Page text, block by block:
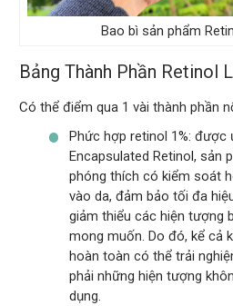
Bao bì sản phẩm
Bảng Thành Phần Retinol
Có thể điểm qua 1 vài thành phần
Phức hợp retinol 1%: được
Encapsulated Retinol, sản
phóng thích có kiểm soát
vào da, đảm bảo tối đa
giảm thiểu các hiện tượng
mong muốn. Do đó, kể cả
hoàn toàn có thể trải
phải những hiện tượng
dụng.